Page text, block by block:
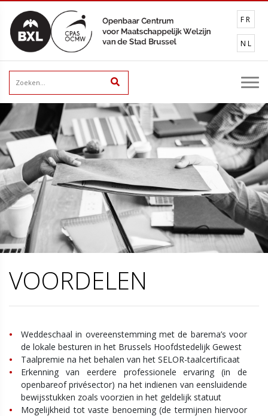
FR
NL
VOORDELEN
Weddeschaal in overeenstemming met de barema’s voor
de lokale besturen in het Brussels Hoofdstedelijk Gewest
Taalpremie na het behalen van het SELOR-taalcertificaat
Erkenning van eerdere professionele ervaring (in de
openbareof privésector) na het indienen van eensluidende
bewijsstukken zoals voorzien in het geldelijk statuut
Mogelijkheid tot vaste benoeming (de termijnen hiervoor